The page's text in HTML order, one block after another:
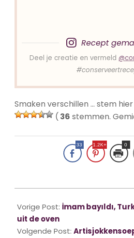
Recept
Deel je creatie en vermeld
Smaken verschillen … stem
( 36 stemmen.
33 1.2K+ 0
09-
12
Vorige Post: İmam bayıldı,
uit de oven
Volgende Post: